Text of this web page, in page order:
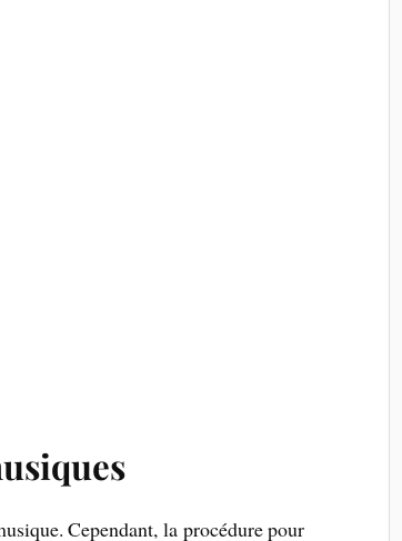
Cependant, la procédure pour